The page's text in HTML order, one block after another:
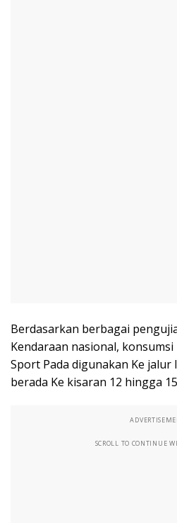
Berdasarkan berbagai
Kendaraan nasional,
Sport Pada digunakan Ke
berada Ke kisaran 12 hingga
SCROLL TO CONTINUE